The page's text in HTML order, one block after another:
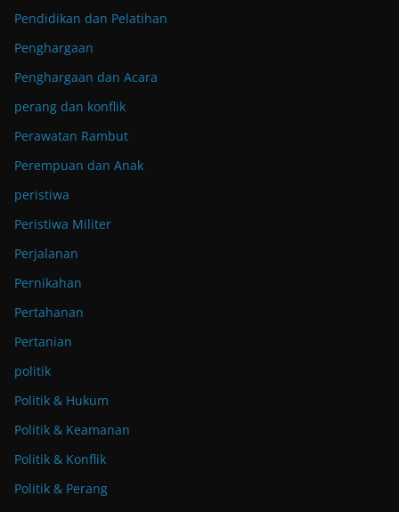
Pendidikan dan Pelatihan
Penghargaan
Penghargaan dan Acara
perang dan konflik
Perawatan Rambut
Perempuan dan Anak
peristiwa
Peristiwa Militer
Perjalanan
Pernikahan
Pertahanan
Pertanian
politik
Politik & Hukum
Politik & Keamanan
Politik & Konflik
Politik & Perang